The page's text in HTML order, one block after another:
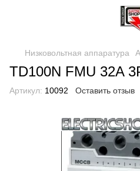
Низковольтная аппаратура
TD100N FMU 32A
Артикул: 10092 Оставить отзыв